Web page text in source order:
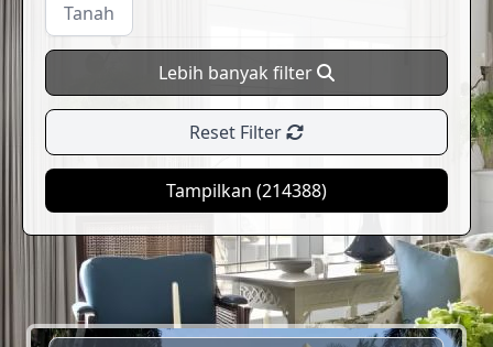
Tanah
Lebih banyak filter
Reset Filter
Tampilkan (214388)